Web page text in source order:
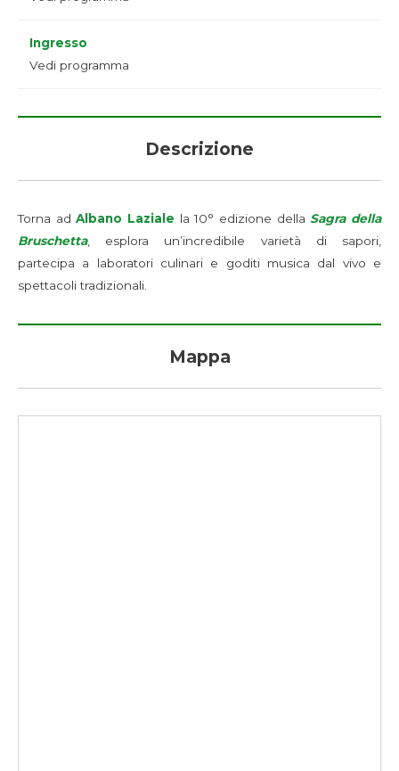
Ingresso
Vedi programma
Descrizione
Torna adAlbano Laziale la 10° edizione della Sagra della
Bruschetta, esplora un’incredibile varietà di sapori,
partecipa a laboratori culinari e goditi musica dal vivo e
spettacoli tradizionali.
Mappa